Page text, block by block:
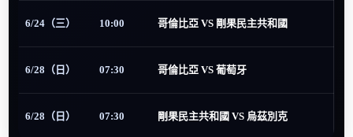
6/24（三） 10:00 哥倫比亞 VS 剛果民主共和國
6/28（日） 07:30 哥倫比亞 VS 葡萄牙
6/28（日） 07:30 剛果民主共和國 VS 烏茲別克